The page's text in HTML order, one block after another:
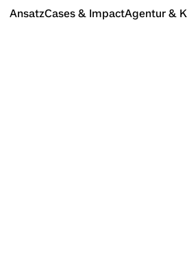
AnsatzCases & ImpactAgentur &